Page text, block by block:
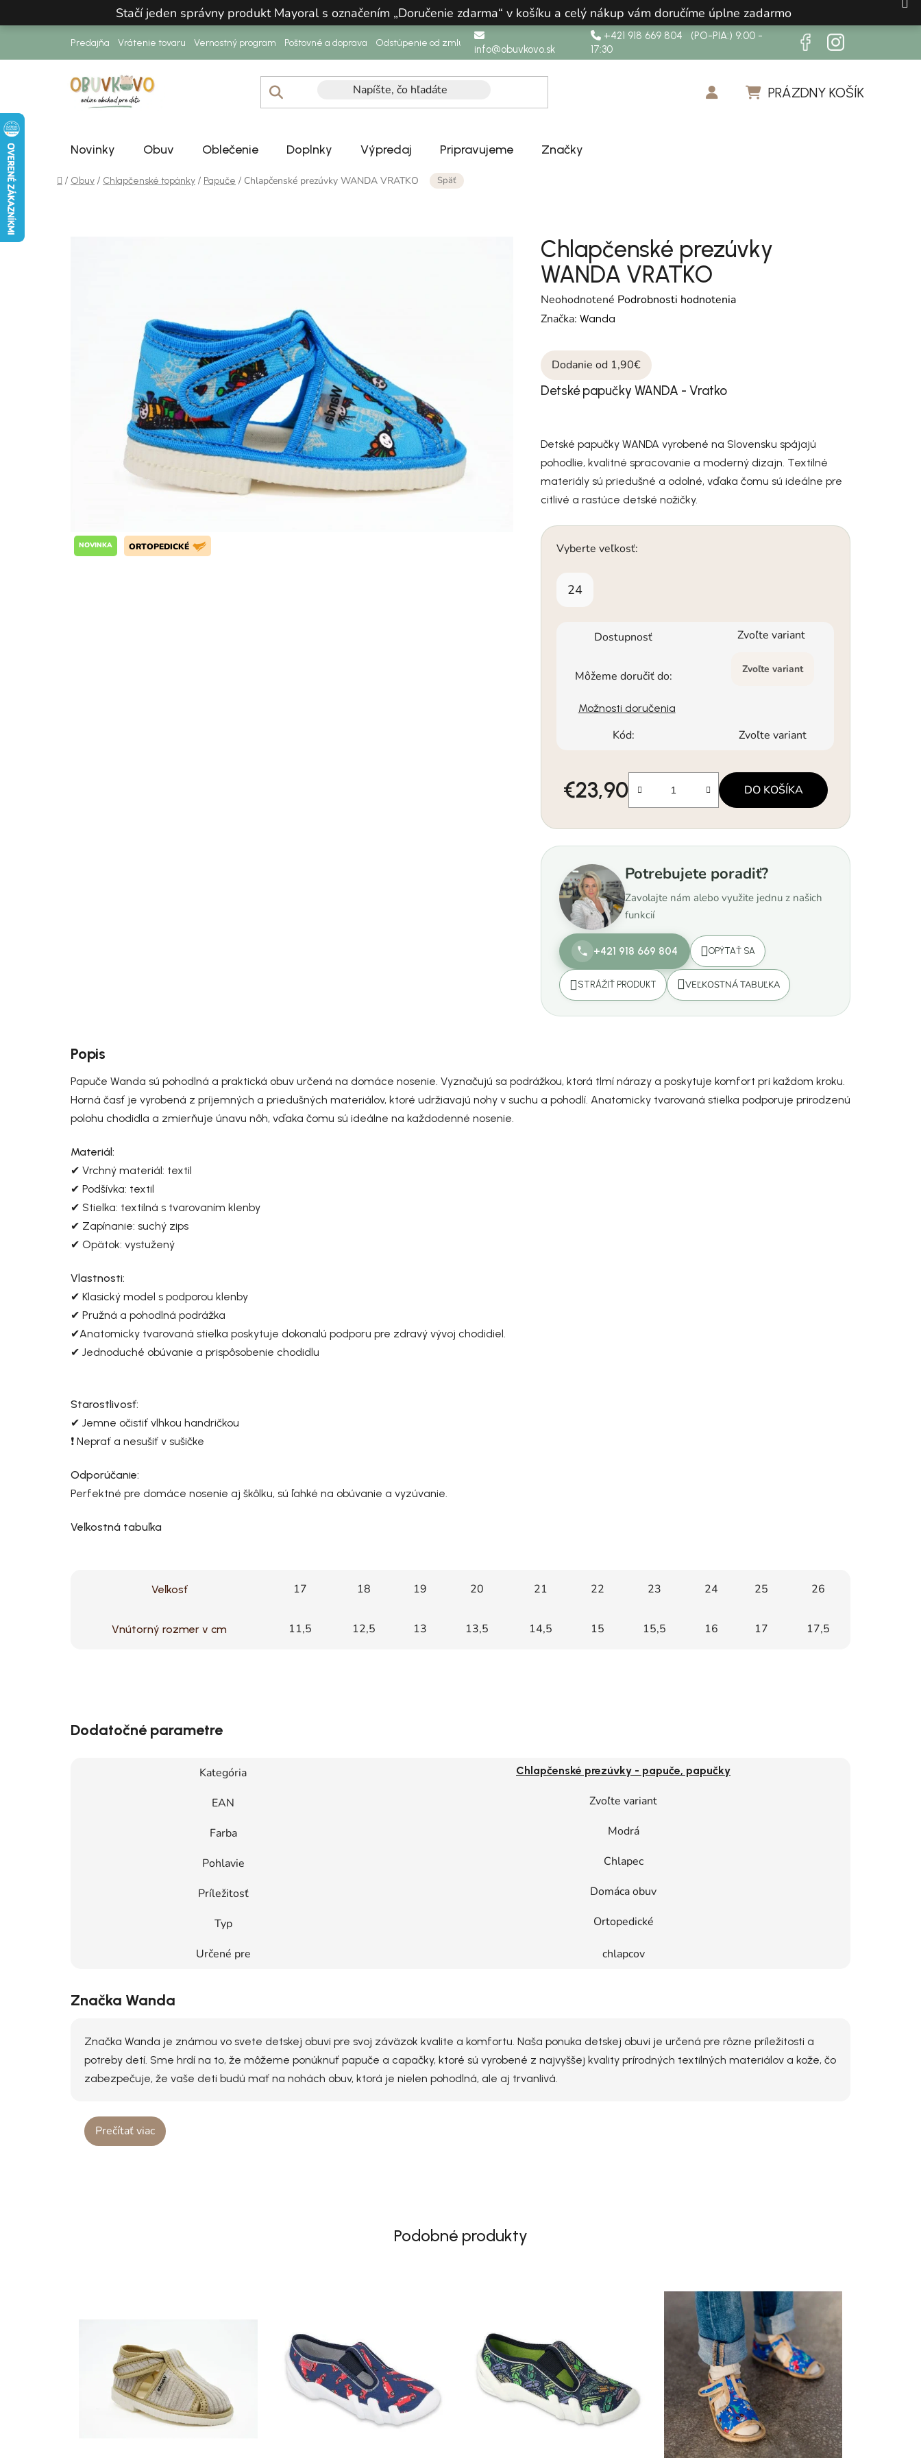
Stačí jeden správny produkt Mayoral s označením „Doručenie zdarma“ v košíku a celý nákup vám doručíme úplne zadarmo
Predajňa Vrátenie tovaru Vernostný program Poštovné a doprava Odstúpenie od zmluvy info@obuvkovo.sk
+421 918 669 804 (PO-PIA:) 9:00 -
17:30
PRÁZDNY KOŠÍK
Novinky Obuv Oblečenie Doplnky Výpredaj Pripravujeme Značky
Domov
/ Obuv / Chlapčenské topánky / Papuče / Chlapčenské prezúvky WANDA VRATKO Späť
Chlapčenské prezúvky
WANDA VRATKO
Priemerné hodnotenie produktu je 0,0 z 5 hviezdičiek.
Neohodnotené Podrobnosti hodnotenia
Značka:Wanda
Dodanie od 1,90€
Detské papučky WANDA - Vratko
Detské papučky WANDA vyrobené na Slovensku spájajú
pohodlie, kvalitné spracovanie a moderný dizajn. Textilné
materiály sú priedušné a odolné, vďaka čomu sú ideálne pre
citlivé a rastúce detské nožičky.
Vyberte veľkosť:
24
Dostupnosť Zvoľte variant
Môžeme doručiť do: Zvoľte variant
Možnosti doručenia
Kód: Zvoľte variant
€23,90
Jednotková cena:
DO KOŠÍKA
Potrebujete poradiť?
Zavolajte nám alebo využite jednu z našich
funkcií
+421 918 669 804 OPÝTAŤ SA
STRÁŽIŤ PRODUKT VEĽKOSTNÁ TABUĽKA
NOVINKA ORTOPEDICKÉ
Popis
Papuče Wanda sú pohodlná a praktická obuv určená na domáce nosenie. Vyznačujú sa podrážkou, ktorá tlmí nárazy a poskytuje komfort pri každom kroku.
Horná časť je vyrobená z príjemných a priedušných materiálov, ktoré udržiavajú nohy v suchu a pohodlí. Anatomicky tvarovaná stielka podporuje prirodzenú
polohu chodidla a zmierňuje únavu nôh, vďaka čomu sú ideálne na každodenné nosenie.
Materiál:
✔ Vrchný materiál: textil
✔ Podšívka: textil
✔ Stielka: textilná s tvarovaním klenby
✔ Zapínanie: suchý zips
✔ Opätok: vystužený
Vlastnosti:
✔ Klasický model s podporou klenby
✔ Pružná a pohodlná podrážka
✔Anatomicky tvarovaná stielka poskytuje dokonalú podporu pre zdravý vývoj chodidiel.
✔ Jednoduché obúvanie a prispôsobenie chodidlu
Starostlivosť:
✔ Jemne očistiť vlhkou handričkou
❗ Neprať a nesušiť v sušičke
Odporúčanie:
Perfektné pre domáce nosenie aj škôlku, sú ľahké na obúvanie a vyzúvanie.
Veľkostná tabuľka
Veľkosť 17 18 19 20 21 22 23 24 25 26
Vnútorný rozmer v cm 11,5 12,5 13 13,5 14,5 15 15,5 16 17 17,5
Dodatočné parametre
Kategória Chlapčenské prezúvky - papuče, papučky
EAN Zvoľte variant
Farba Modrá
Pohlavie Chlapec
Príležitosť Domáca obuv
Typ Ortopedické
Určené pre chlapcov
Značka Wanda
Značka Wanda je známou vo svete detskej obuvi pre svoj záväzok kvalite a komfortu. Naša ponuka detskej obuvi je určená pre rôzne príležitosti a
potreby detí. Sme hrdí na to, že môžeme ponúknuť papuče a capačky, ktoré sú vyrobené z najvyššej kvality prírodných textilných materiálov a kože, čo
zabezpečuje, že vaše deti budú mať na nohách obuv, ktorá je nielen pohodlná, ale aj trvanlivá.
Prečítať viac
Podobné produkty